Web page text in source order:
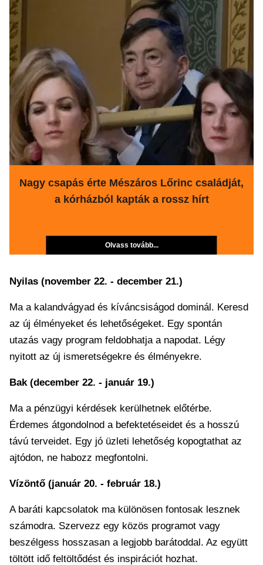
Nagy csapás érte Mészáros Lőrinc családját,
a kórházból kapták a rossz hírt
Olvass tovább...
Nyilas (november 22. - december 21.)
Ma a kalandvágyad és kíváncsiságod dominál. Keresd
az új élményeket és lehetőségeket. Egy spontán
utazás vagy program feldobhatja a napodat. Légy
nyitott az új ismeretségekre és élményekre.
Bak (december 22. - január 19.)
Ma a pénzügyi kérdések kerülhetnek előtérbe.
Érdemes átgondolnod a befektetéseidet és a hosszú
távú terveidet. Egy jó üzleti lehetőség kopogtathat az
ajtódon, ne habozz megfontolni.
Vízöntő (január 20. - február 18.)
A baráti kapcsolatok ma különösen fontosak lesznek
számodra. Szervezz egy közös programot vagy
beszélgess hosszasan a legjobb barátoddal. Az együtt
töltött idő feltöltődést és inspirációt hozhat.